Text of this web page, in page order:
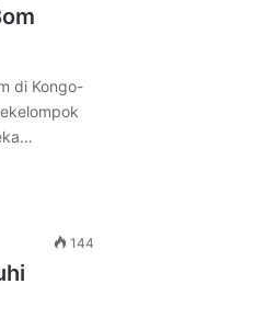
di Kongo-
144